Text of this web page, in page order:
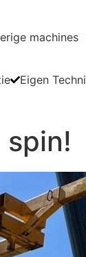
machines
Eigen
spin!